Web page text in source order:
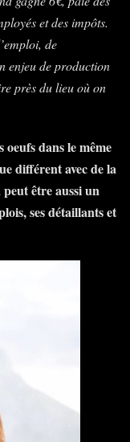
et des impôts.
de
enjeu de production
près du lieu où on
oeufs dans le même
différent avec de la
être aussi un
ses détaillants et